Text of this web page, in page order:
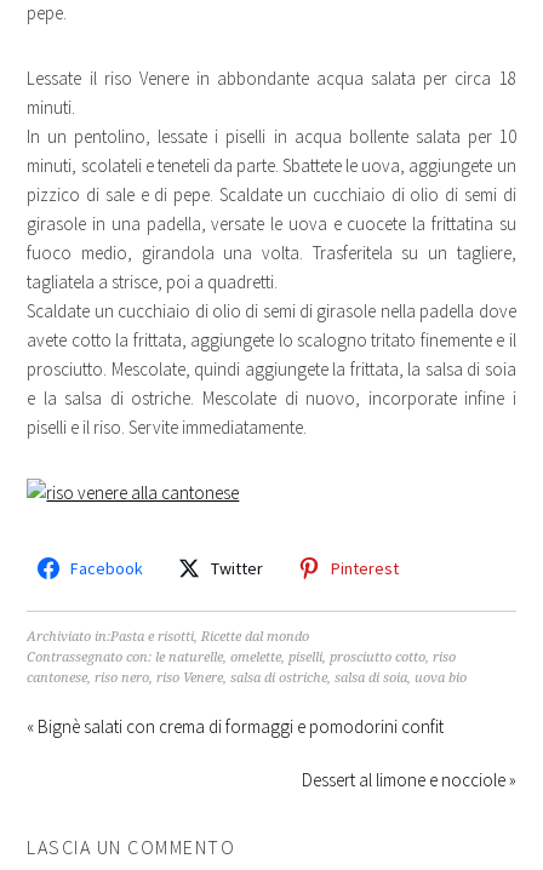
pepe.
Lessate il riso Venere in abbondante acqua salata per circa 18
minuti.
In un pentolino, lessate i piselli in acqua bollente salata per 10
minuti, scolateli e teneteli da parte. Sbattete le uova, aggiungete un
pizzico di sale e di pepe. Scaldate un cucchiaio di olio di semi di
girasole in una padella, versate le uova e cuocete la frittatina su
fuoco medio, girandola una volta. Trasferitela su un tagliere,
tagliatela a strisce, poi a quadretti.
Scaldate un cucchiaio di olio di semi di girasole nella padella dove
avete cotto la frittata, aggiungete lo scalogno tritato finemente e il
prosciutto. Mescolate, quindi aggiungete la frittata, la salsa di soia
e la salsa di ostriche. Mescolate di nuovo, incorporate infine i
piselli e il riso. Servite immediatamente.
Facebook Twitter Pinterest
Archiviato in:Pasta e risotti,Ricette dal mondo
Contrassegnato con: le naturelle,omelette,piselli,prosciutto cotto,riso
cantonese,riso nero,riso Venere,salsa di ostriche,salsa di soia, uova bio
« Bignè salati con crema di formaggi e pomodorini confit
Dessert al limone e nocciole »
LASCIA UN COMMENTO